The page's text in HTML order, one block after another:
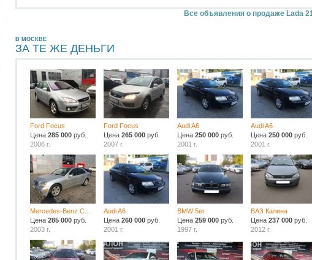
Все объявления о продаже Lada
В МОСКВЕ
ЗА ТЕ ЖЕ ДЕНЬГИ
Ford Focus
Цена285 000 руб.
2006 г.
Ford Focus
Цена265 000 руб.
2007 г.
Audi A6
Цена 250 000руб.
2001 г.
Audi A6
Цена 250 000руб.
2001 г.
Mercedes-Benz C...
Цена285 000 руб.
2003 г.
Audi A6
Цена260 000 руб.
2001 г.
BMW 5er
Цена 259 000руб.
1997 г.
ВАЗ Калина
Цена 237 000руб.
2012 г.